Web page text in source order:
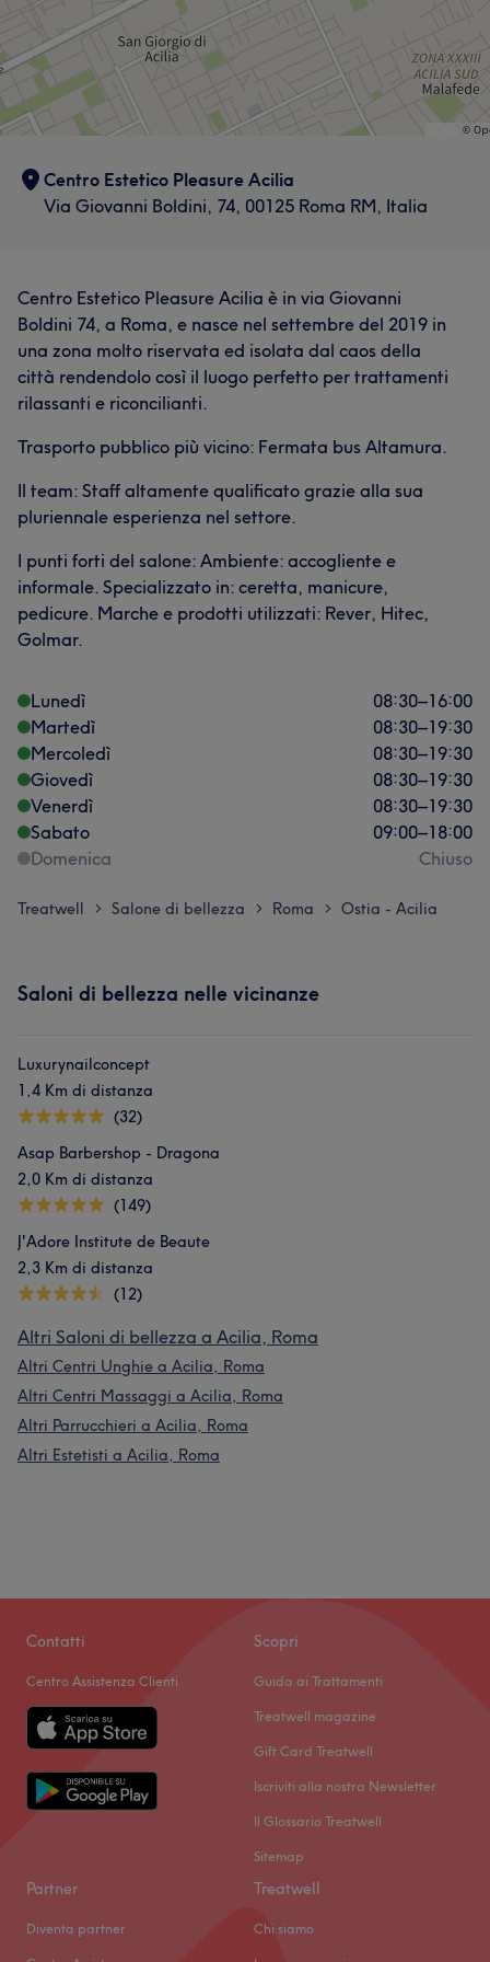
Centro Estetico Pleasure Acilia
Via Giovanni Boldini, 74, 00125 Roma RM, Italia
Centro Estetico Pleasure Acilia è in via Giovanni
Boldini 74, a Roma, e nasce nel settembre del 2019 in
una zona molto riservata ed isolata dal caos della
città rendendolo così il luogo perfetto per trattamenti
rilassanti e riconcilianti.
Trasporto pubblico più vicino: Fermata bus Altamura.
Il team: Staff altamente qualificato grazie alla sua
pluriennale esperienza nel settore.
I punti forti del salone: Ambiente: accogliente e
informale. Specializzato in: ceretta, manicure,
pedicure. Marche e prodotti utilizzati: Rever, Hitec,
Golmar.
Lunedì 08:30–16:00
Martedì
08:30–19:30
Mercoledì
08:30–19:30
Giovedì
08:30–19:30
Venerdì
08:30–19:30
Sabato
09:00–18:00
Domenica
Chiuso
Treatwell > Salone di bellezza > Roma > Ostia - Acilia
Saloni di bellezza nelle vicinanze
Luxurynailconcept
1,4 Km di distanza
(32)
Asap Barbershop - Dragona
2,0 Km di distanza
(149)
J'Adore Institute de Beaute
2,3 Km di distanza
(12)
Altri Saloni di bellezza a Acilia, Roma
Altri Centri Unghie a Acilia, Roma
Altri Centri Massaggi a Acilia, Roma
Altri Parrucchieri a Acilia, Roma
Altri Estetisti a Acilia, Roma
Contatti
Centro Assistenza Clienti
Scopri
Guida ai Trattamenti
Treatwell magazine
Gift Card Treatwell
Iscriviti alla nostra Newsletter
Il Glossario Treatwell
Sitemap
Partner
Diventa partner
Treatwell
Chi siamo